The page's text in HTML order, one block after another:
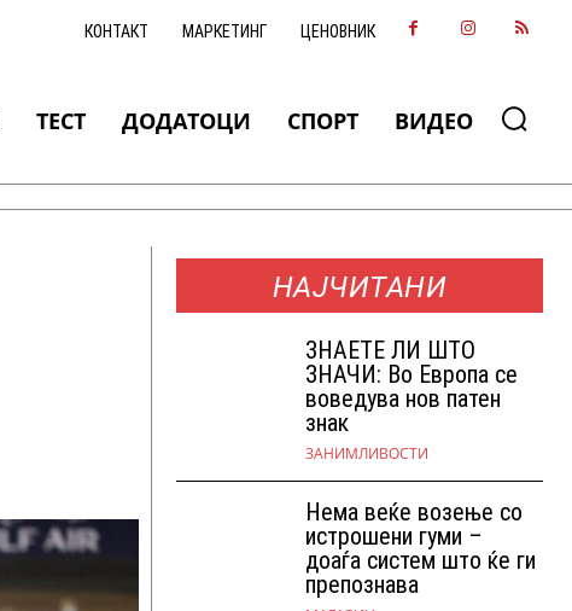
КОНТАКТ МАРКЕТИНГ ЦЕНОВНИК
ТЕСТ ДОДАТОЦИ СПОРТ ВИДЕО
НАЈЧИТАНИ
ЗНАEТЕ ЛИ ШТО
ЗНАЧИ: Во Европа се
воведува нов патен
знак
ЗАНИМЛИВОСТИ
Нема веќе возење со
истрошени гуми –
доаѓа систем што ќе ги
препознава